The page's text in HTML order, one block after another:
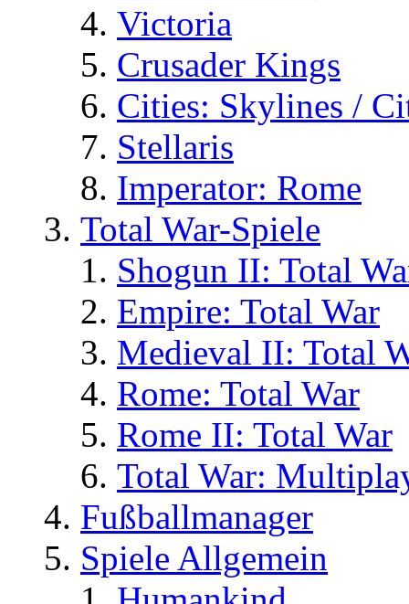
Victoria
Crusader Kings
Cities: Skylines /
Stellaris
Imperator: Rome
Total War-Spiele
Shogun II: Total
Empire: Total War
Medieval II: Total
Rome: Total War
Rome II: Total War
Total War:
Fußballmanager
Spiele Allgemein